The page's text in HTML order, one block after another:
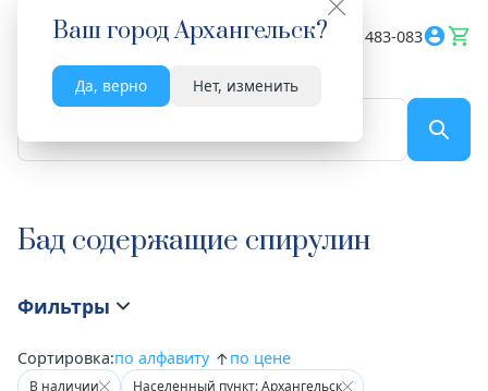
Ваш городАрхангельск?
Да, верно Нет, изменить
Весь сайт 8182 483-083
Бад содержащие спирулин
Фильтры
Сортировка:по алфавиту по цене
В наличии Населенный пункт: Архангельск